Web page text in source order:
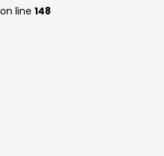
on line 148